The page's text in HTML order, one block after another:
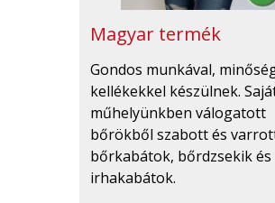
Magyar termék
Gondos munkával,
kellékekkel készülnek.
műhelyünkben válogatott
bőrökből szabott és
bőrkabátok, bőrdzsekik és
irhakabátok.